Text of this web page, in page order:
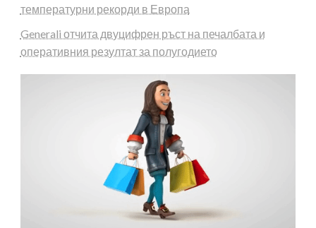
температурни рекорди в Европа
Generali отчита двуцифрен ръст на печалбата и
оперативния резултат за полугодието